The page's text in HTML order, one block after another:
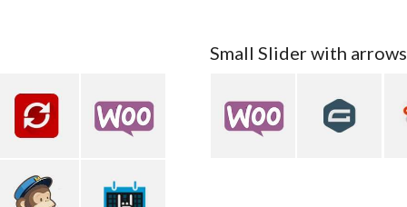
Small Slider with arrows